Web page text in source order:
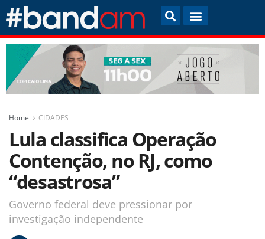
Home CIDADES
Lula classifica Operação
Contenção, no RJ, como
“desastrosa”
Governo federal deve pressionar por
investigação independente